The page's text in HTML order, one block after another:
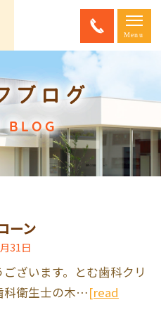
ブログ
BLOG
ーン
31日
ございます。とむ歯科クリ
科衛生士の木…[read